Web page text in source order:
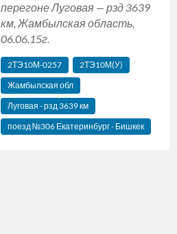
перегоне Луговая — рзд 3639
км, Жамбылская область,
06.06.15г.
2ТЭ10М-0257
2ТЭ10М(У)
Жамбылская обл
Луговая - рзд 3639 км
поезд №306 Екатеринбург - Бишкек